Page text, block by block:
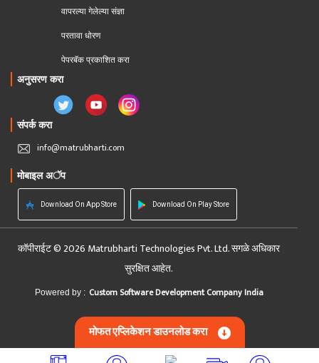
वापरल्या गेलेल्या संज्ञा
परतावा धोरण
पेपरबॅक प्रकाशित करा
अनुसरण करा
संपर्क करा
info@matrubharti.com
मोबाइल अॅप
Download On App Store Download On Play Store
कॉपीराईट © 2026 Matrubharti Technologies Pvt. Ltd. सगळे अधिकार
सुरक्षित आहेत.
Powered by : Custom Software Development Company India
मोफत एप्लिकेशन डाउनलोड करा